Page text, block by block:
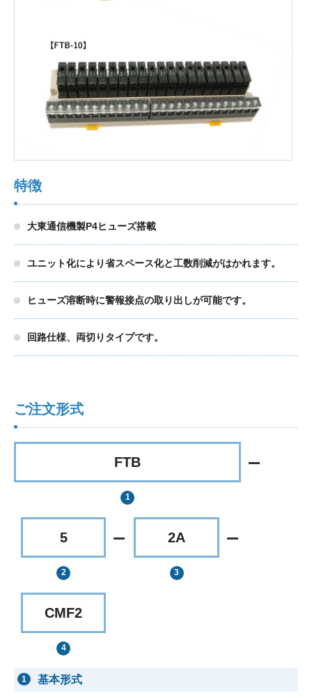
東朋テクノロジーサイトへ
製品検索
個人情報保護方針
特徴
大東通信機製P4ヒューズ搭載
ユニット化により省スペース化と工数削減がはかれます。
ヒューズ溶断時に警報接点の取り出しが可能です。
回路仕様、両切りタイプです。
ご注文形式
FTB
5 2A
CMF2
1 基本形式